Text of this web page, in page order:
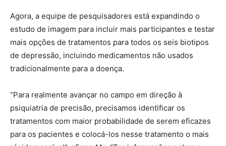
Agora, a equipe de pesquisadores está expandindo o
estudo de imagem para incluir mais participantes e testar
mais opções de tratamentos para todos os seis biotipos
de depressão, incluindo medicamentos não usados
tradicionalmente para a doença.
“Para realmente avançar no campo em direção à
psiquiatria de precisão, precisamos identificar os
tratamentos com maior probabilidade de serem eficazes
para os pacientes e colocá-los nesse tratamento o mais